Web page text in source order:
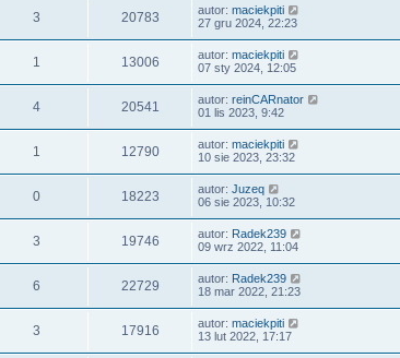
3 20783 autor: maciekpiti
27 gru 2024, 22:23
1 13006 autor: maciekpiti
07 sty 2024, 12:05
4 20541 autor: reinCARnator
01 lis 2023, 9:42
1 12790 autor: maciekpiti
10 sie 2023, 23:32
0 18223 autor: Juzeq
06 sie 2023, 10:32
3 19746 autor: Radek239
09 wrz 2022, 11:04
6 22729 autor: Radek239
18 mar 2022, 21:23
3 17916 autor: maciekpiti
13 lut 2022, 17:17